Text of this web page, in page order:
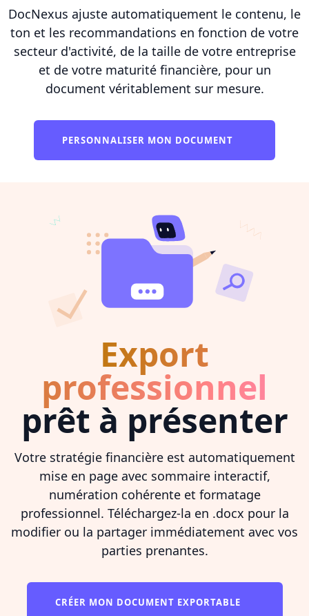
DocNexus ajuste automatiquement le contenu, le
ton et les recommandations en fonction de votre
secteur d'activité, de la taille de votre entreprise
et de votre maturité financière, pour un
document véritablement sur mesure.
PERSONNALISER MON DOCUMENT
Export
professionnel
prêt à présenter
Votre stratégie financière est automatiquement
mise en page avec sommaire interactif,
numération cohérente et formatage
professionnel. Téléchargez-la en .docx pour la
modifier ou la partager immédiatement avec vos
parties prenantes.
CRÉER MON DOCUMENT EXPORTABLE